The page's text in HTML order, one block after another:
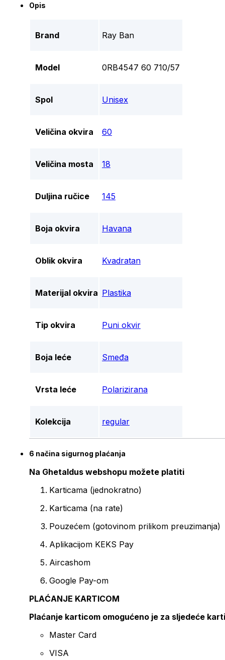
Opis
Brand Ray Ban
Model 0RB4547 60 710/57
Spol Unisex
Veličina okvira 60
Veličina mosta 18
Duljina ručice 145
Boja okvira Havana
Oblik okvira Kvadratan
Materijal okvira Plastika
Tip okvira Puni okvir
Boja leće Smeđa
Vrsta leće Polarizirana
Kolekcija regular
6 načina sigurnog plaćanja
Na Ghetaldus webshopu možete platiti
Karticama (jednokratno)
Karticama (na rate)
Pouzećem (gotovinom prilikom preuzimanja)
Aplikacijom KEKS Pay
Aircashom
Google Pay-om
PLAĆANJE KARTICOM
Plaćanje karticom omogućeno je za sljedeće
Master Card
VISA